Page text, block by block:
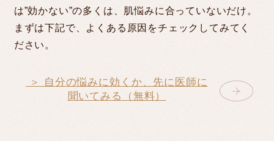
RECRUIT
LINE予約
は”効かない”の多くは、肌悩みに合っていないだけ。
まずは下記で、よくある原因をチェックしてみてく
ださい。
＞ 自分の悩みに効くか、先に医師に
聞いてみる（無料）